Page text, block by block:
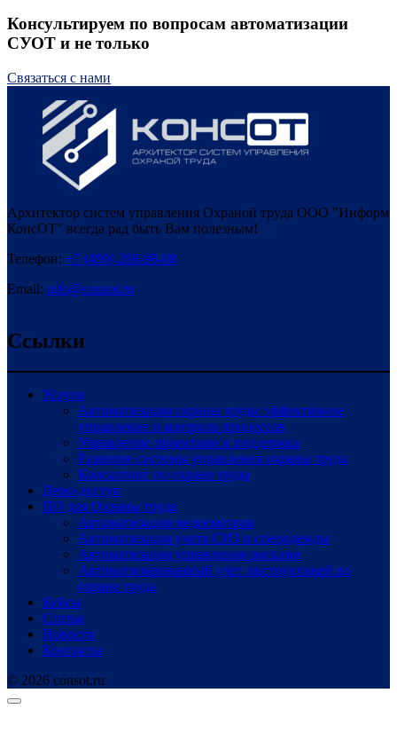
Консультируем по вопросам автоматизации
СУОТ и не только
Cвязаться с нами
Архитектор систем управления Охраной труда ООО "Информ
КонсОТ" всегда рад быть Вам полезным!
Телефон: +7 (499) 288-98-08
Email: info@consot.ru
Ссылки
Услуги
Автоматизация охраны труда: эффективное
управление и контроль процессов
Управление проектами и поддержка
Развитие системы управления охраны труда
Консалтинг по охране труда
Демо-доступ
ПО для Охраны труда
Автоматизация медосмотров
Автоматизация учета СИЗ и спецодежды
Автоматизация управления рисками
Автоматизированный учет инструктажей по
охране труда
Кейсы
Статьи
Новости
Контакты
© 2026 consot.ru